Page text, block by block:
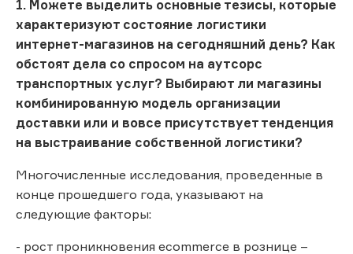
1. Можете выделить основные тезисы, которые
характеризуют состояние логистики
интернет-магазинов на сегодняшний день? Как
обстоят дела со спросом на аутсорс
транспортных услуг? Выбирают ли магазины
комбинированную модель организации
доставки или и вовсе присутствует тенденция
на выстраивание собственной логистики?
Многочисленные исследования, проведенные в
конце прошедшего года, указывают на
следующие факторы:
- рост проникновения ecommerce в рознице –